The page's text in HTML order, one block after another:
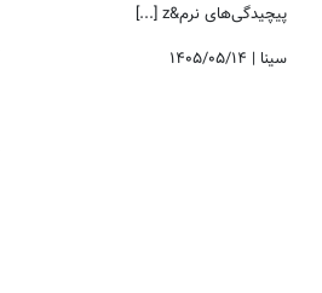
پیچیدگی‌های نرم&z [...]
۱۴۰۵/۰۵/۱۴ | سینا